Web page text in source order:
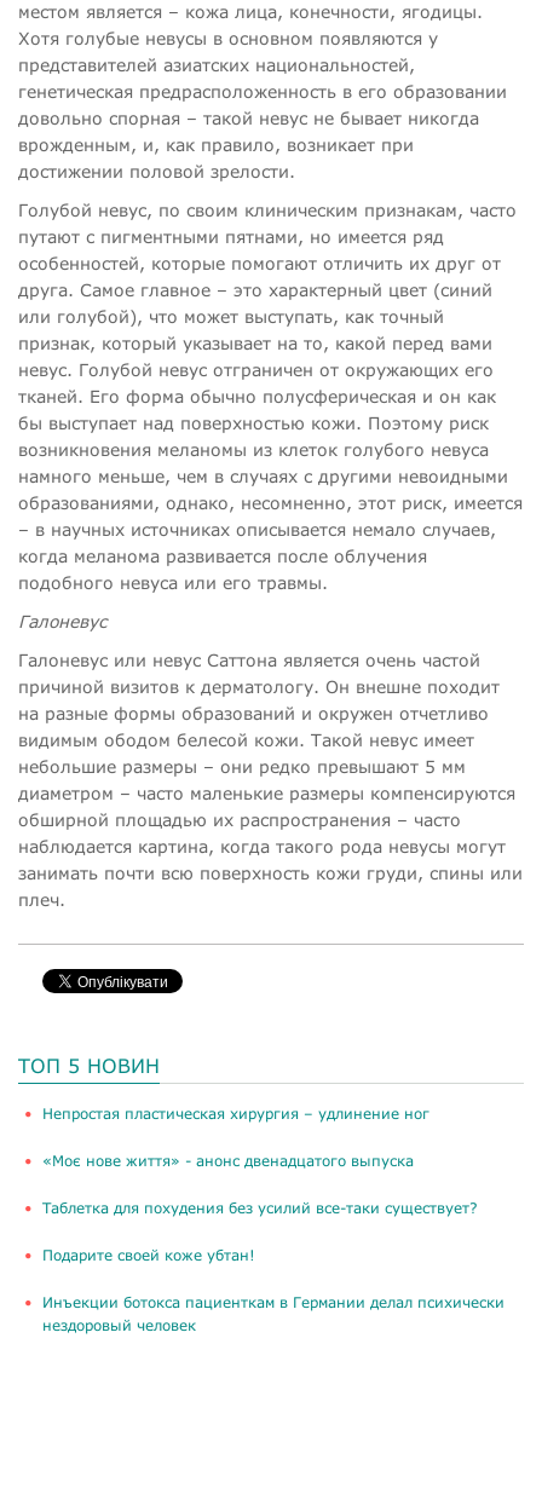
местом является – кожа лица, конечности, ягодицы.
Хотя голубые невусы в основном появляются у
представителей азиатских национальностей,
генетическая предрасположенность в его образовании
довольно спорная – такой невус не бывает никогда
врожденным, и, как правило, возникает при
достижении половой зрелости.
Голубой невус, по своим клиническим признакам, часто
путают с пигментными пятнами, но имеется ряд
особенностей, которые помогают отличить их друг от
друга. Самое главное – это характерный цвет (синий
или голубой), что может выступать, как точный
признак, который указывает на то, какой перед вами
невус. Голубой невус отграничен от окружающих его
тканей. Его форма обычно полусферическая и он как
бы выступает над поверхностью кожи. Поэтому риск
возникновения меланомы из клеток голубого невуса
намного меньше, чем в случаях с другими невоидными
образованиями, однако, несомненно, этот риск, имеется
– в научных источниках описывается немало случаев,
когда меланома развивается после облучения
подобного невуса или его травмы.
Галоневус
Галоневус или невус Саттона является очень частой
причиной визитов к дерматологу. Он внешне походит
на разные формы образований и окружен отчетливо
видимым ободом белесой кожи. Такой невус имеет
небольшие размеры – они редко превышают 5 мм
диаметром – часто маленькие размеры компенсируются
обширной площадью их распространения – часто
наблюдается картина, когда такого рода невусы могут
занимать почти всю поверхность кожи груди, спины или
плеч.
ТОП 5 НОВИН
​Непростая пластическая хирургия – удлинение ног
«Моє нове життя» - анонс двенадцатого выпуска
Таблетка для похудения без усилий все-таки существует?
Подарите своей коже убтан!
Инъекции ботокса пациенткам в Германии делал психически
нездоровый человек